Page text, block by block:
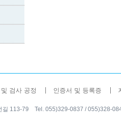
검사 공정 인증서 및 등록증
길 113-79 Tel. 055)329-0837 / 055)328-